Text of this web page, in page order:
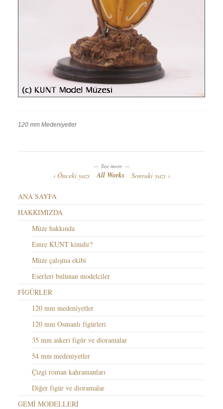
Work
120 mm Medeniyetler
See more
Önceki yazı All Works Sonraki yazı
ANA SAYFA
HAKKIMIZDA
Müze hakkında
Emre KUNT kimdir?
Müze çalışma ekibi
Eserleri bulunan modelciler
FİGÜRLER
120 mm medeniyetler
120 mm Osmanlı figürleri
35 mm askeri figür ve dioramalar
54 mm medeniyetler
Çizgi roman kahramanları
Diğer figür ve dioramalar
GEMİ MODELLERİ